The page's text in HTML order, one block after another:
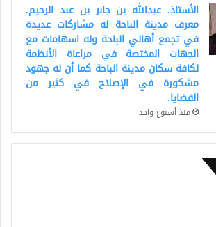
الأستاذ. عبدالله بن جابر بن عبد الرحيم.
معرف مدينة الباحة له مشاركات عديدة
في تجمع أهالي الباحة وله اسهامات مع
الجهات المختصة في مراعاة الأنظمة
لكافة سكان مدينة الباحة كما أن له جهود
مشكورة في الإصلاح في كثير من
القضايا.
منذ أسبوع واحد